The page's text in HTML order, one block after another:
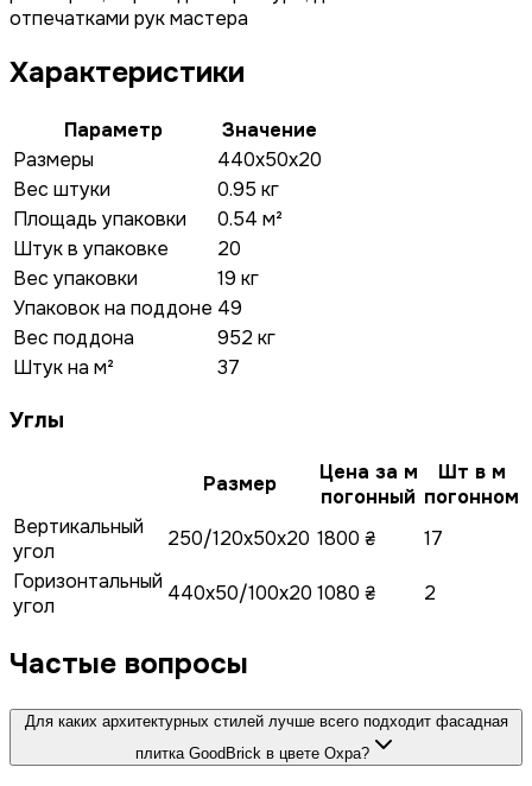
отпечатками рук мастера
Характеристики
Параметр
Значение
Размеры
440x50x20
Вес штуки
0.95 кг
Площадь упаковки
0.54 м²
Штук в упаковке
20
Вес упаковки
19 кг
Упаковок на поддоне 49
Вес поддона
952 кг
Штук на м²
37
Углы
Размер
Цена за м
погонный
Шт в м
погонном
Вертикальный
угол
250/120x50x20 1800 ₴
17
Горизонтальный
угол
440x50/100x20 1080 ₴ 2
Частые вопросы
Для каких архитектурных стилей лучше всего подходит фасадная
плитка GoodBrick в цвете Охра?